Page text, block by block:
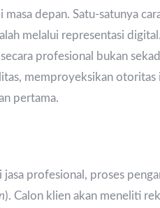
depan. Satu-satunya
melalui representasi
profesional bukan
memproyeksikan otoritas
pertama.
profesional, proses
). Calon klien akan meneliti